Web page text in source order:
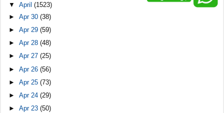
▼April(1523)
►Apr 30(38)
►Apr 29(59)
►Apr 28(48)
►Apr 27(25)
►Apr 26(56)
►Apr 25(73)
►Apr 24(29)
►Apr 23(50)